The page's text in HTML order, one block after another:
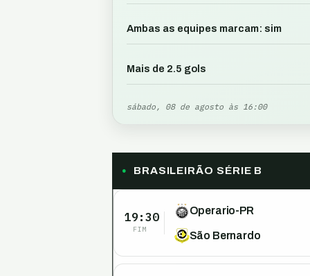
Ambas as equipes marcam: sim
Mais de 2.5 gols
sábado, 08 de agosto às 16:00
BRASILEIRÃO SÉRIE B
19:30
FIM
Operario-PR
São Bernardo